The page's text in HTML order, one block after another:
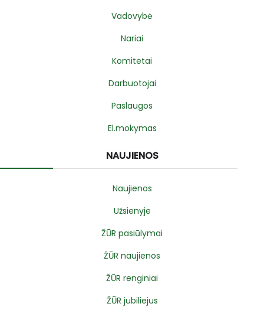
Vadovybė
Nariai
Komitetai
Darbuotojai
Paslaugos
El.mokymas
NAUJIENOS
Naujienos
Užsienyje
ŽŪR pasiūlymai
ŽŪR naujienos
ŽŪR renginiai
ŽŪR jubiliejus